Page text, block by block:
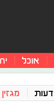
אוכל
דעות